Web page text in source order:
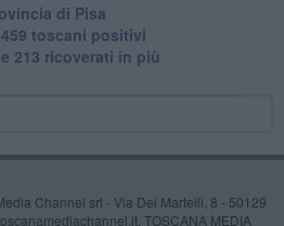
di Pisa
toscani positivi
213 ricoverati in più
Channel srl - Via Dei Martelli, 8 - 50129
TOSCANA MEDIA